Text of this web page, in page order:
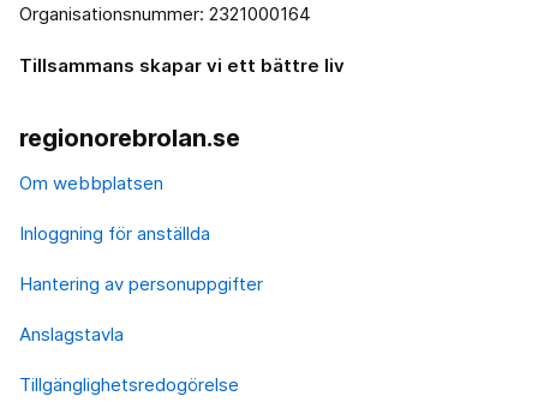
Organisationsnummer: 2321000164
Tillsammans skapar vi ett bättre liv
regionorebrolan.se
Om webbplatsen
Inloggning för anställda
Hantering av personuppgifter
Anslagstavla
Tillgänglighetsredogörelse